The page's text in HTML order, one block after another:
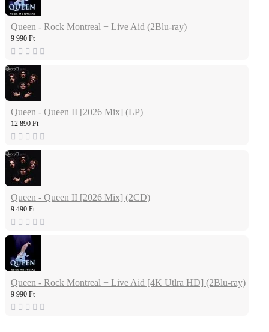
Queen - Rock Montreal + Live Aid (2Blu-ray)
9 990 Ft
Queen - Queen II [2026 Mix] (LP)
12 890 Ft
Queen - Queen II [2026 Mix] (2CD)
9 490 Ft
Queen - Rock Montreal + Live Aid [4K Utlra HD] (2Blu-ray)
9 990 Ft